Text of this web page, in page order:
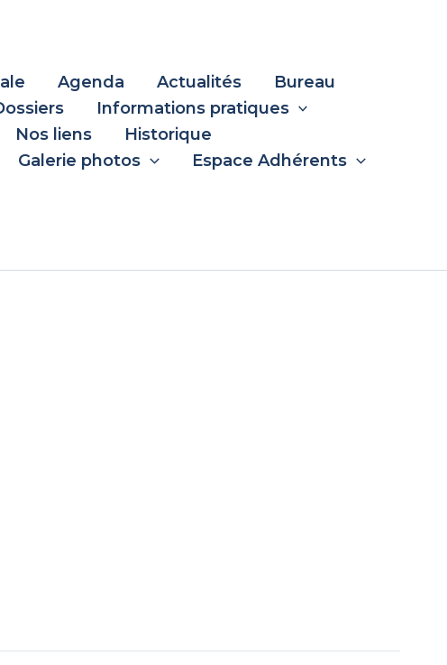
Agenda Actualités
Bureau
Informations pratiques
Nos liens
Historique
Galerie photos
Espace Adhérents